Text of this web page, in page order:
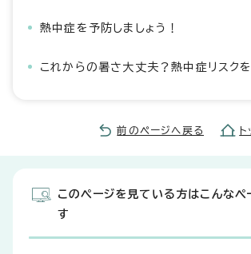
熱中症を予防しましょう！
これからの暑さ大丈夫？熱中症リスク
前のページへ戻る
このページを見ている方はこんなペ
す